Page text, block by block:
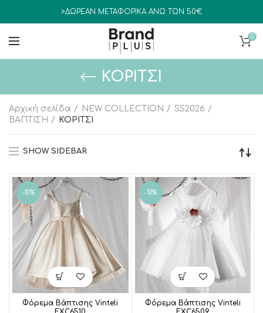
>ΔΩΡΕΑΝ ΜΕΤΑΦΟΡΙΚΑ ΑΝΩ ΤΩΝ 50€
0
ΚΟΡΙΤΣΙ
Αρχική σελίδα NEW COLLECTION
SS2026
ΒΑΠΤΙΣΗ
ΚΟΡΙΤΣΙ
SHOW SIDEBAR
-10%
Φόρεμα Βάπτισης Vinteli
-10%
Φόρεμα Βάπτισης Vinteli